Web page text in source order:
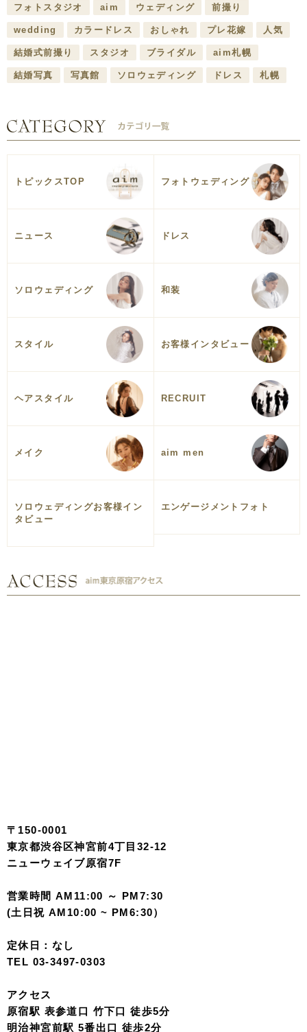
フォトスタジオ aim ウェディング 前撮り
wedding カラードレス おしゃれ プレ花嫁 人気
結婚式前撮り スタジオ ブライダル aim札幌
結婚写真 写真館 ソロウェディング ドレス 札幌
トピックスTOP フォトウェディング
ニュース ドレス
ソロウェディング 和装
スタイル お客様インタビュー
ヘアスタイル RECRUIT
メイク aim men
ソロウェディングお客様イン
タビュー
エンゲージメントフォト
〒150-0001
東京都渋谷区神宮前4丁目32-12
ニューウェイブ原宿7F
営業時間 AM11:00 ～ PM7:30
(土日祝 AM10:00 ~ PM6:30）
定休日：なし
TEL 03-3497-0303
アクセス
原宿駅 表参道口 竹下口 徒歩5分
明治神宮前駅 5番出口 徒歩2分